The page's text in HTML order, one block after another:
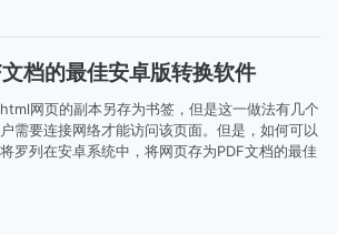
档的最佳安卓版转换软件
网页的副本另存为书签，但是这一做法有几个
需要连接网络才能访问该页面。但是，如何可以
罗列在安卓系统中，将网页存为PDF文档的最佳